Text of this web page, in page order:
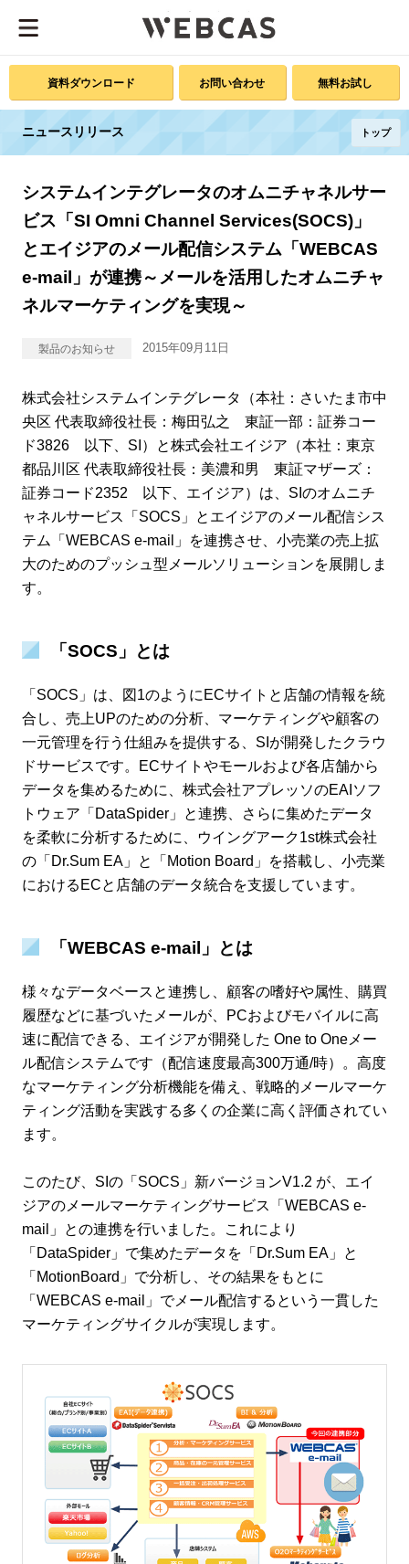
資料ダウンロード お問い合わせ 無料お試し
ニュースリリース トップ
システムインテグレータのオムニチャネルサー
ビス「SI Omni Channel Services(SOCS)」
とエイジアのメール配信システム「WEBCAS
e-mail」が連携～メールを活用したオムニチャ
ネルマーケティングを実現～
製品のお知らせ 2015年09月11日
株式会社システムインテグレータ（本社：さいたま市中
央区 代表取締役社長：梅田弘之 東証一部：証券コー
ド3826 以下、SI）と株式会社エイジア（本社：東京
都品川区 代表取締役社長：美濃和男 東証マザーズ：
証券コード2352 以下、エイジア）は、SIのオムニチ
ャネルサービス「SOCS」とエイジアのメール配信シス
テム「WEBCAS e-mail」を連携させ、小売業の売上拡
大のためのプッシュ型メールソリューションを展開しま
す。
「SOCS」とは
「SOCS」は、図1のようにECサイトと店舗の情報を統
合し、売上UPのための分析、マーケティングや顧客の
一元管理を行う仕組みを提供する、SIが開発したクラウ
ドサービスです。ECサイトやモールおよび各店舗から
データを集めるために、株式会社アプレッソのEAIソフ
トウェア「DataSpider」と連携、さらに集めたデータ
を柔軟に分析するために、ウイングアーク1st株式会社
の「Dr.Sum EA」と「Motion Board」を搭載し、小売業
におけるECと店舗のデータ統合を支援しています。
「WEBCAS e-mail」とは
様々なデータベースと連携し、顧客の嗜好や属性、購買
履歴などに基づいたメールが、PCおよびモバイルに高
速に配信できる、エイジアが開発した One to Oneメー
ル配信システムです（配信速度最高300万通/時）。高度
なマーケティング分析機能を備え、戦略的メールマーケ
ティング活動を実践する多くの企業に高く評価されてい
ます。
このたび、SIの「SOCS」新バージョンV1.2 が、エイ
ジアのメールマーケティングサービス「WEBCAS e-
mail」との連携を行いました。これにより
「DataSpider」で集めたデータを「Dr.Sum EA」と
「MotionBoard」で分析し、その結果をもとに
「WEBCAS e-mail」でメール配信するという一貫した
マーケティングサイクルが実現します。